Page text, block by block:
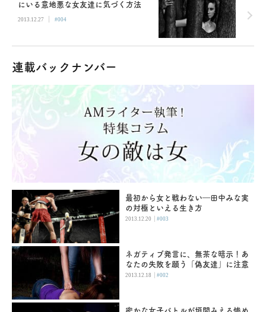
にいる意地悪な女友達に気づく方法
2013.12.27 | #004
連載バックナンバー
最初から女と戦わない―田中みな実
の対極といえる生き方
2013.12.20 |#003
ネガティブ発言に、無茶な暗示！あ
なたの失敗を願う「偽友達」に注意
2013.12.18 |#002